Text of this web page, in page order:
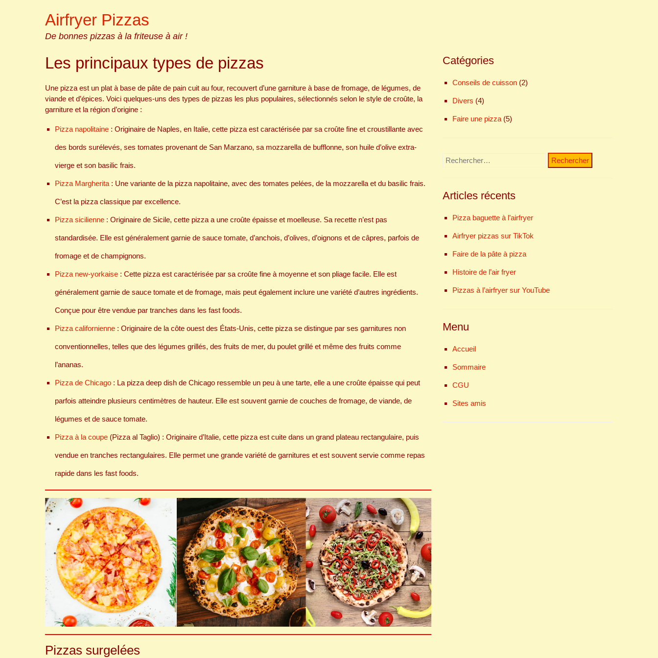
Airfryer Pizzas
De bonnes pizzas à la friteuse à air !
Les principaux types de pizzas
Une pizza est un plat à base de pâte de pain cuit au four, recouvert d’une garniture à base de fromage, de légumes, de
viande et d’épices. Voici quelques-uns des types de pizzas les plus populaires, sélectionnés selon le style de croûte, la
garniture et la région d’origine :
Pizza napolitaine : Originaire de Naples, en Italie, cette pizza est caractérisée par sa croûte fine et croustillante avec
des bords surélevés, ses tomates provenant de San Marzano, sa mozzarella de bufflonne, son huile d’olive extra-
vierge et son basilic frais.
Pizza Margherita : Une variante de la pizza napolitaine, avec des tomates pelées, de la mozzarella et du basilic frais.
C’est la pizza classique par excellence.
Pizza sicilienne : Originaire de Sicile, cette pizza a une croûte épaisse et moelleuse. Sa recette n’est pas
standardisée. Elle est généralement garnie de sauce tomate, d’anchois, d’olives, d’oignons et de câpres, parfois de
fromage et de champignons.
Pizza new-yorkaise : Cette pizza est caractérisée par sa croûte fine à moyenne et son pliage facile. Elle est
généralement garnie de sauce tomate et de fromage, mais peut également inclure une variété d’autres ingrédients.
Conçue pour être vendue par tranches dans les fast foods.
Pizza californienne : Originaire de la côte ouest des États-Unis, cette pizza se distingue par ses garnitures non
conventionnelles, telles que des légumes grillés, des fruits de mer, du poulet grillé et même des fruits comme
l’ananas.
Pizza de Chicago : La pizza deep dish de Chicago ressemble un peu à une tarte, elle a une croûte épaisse qui peut
parfois atteindre plusieurs centimètres de hauteur. Elle est souvent garnie de couches de fromage, de viande, de
légumes et de sauce tomate.
Pizza à la coupe (Pizza al Taglio) : Originaire d’Italie, cette pizza est cuite dans un grand plateau rectangulaire, puis
vendue en tranches rectangulaires. Elle permet une grande variété de garnitures et est souvent servie comme repas
rapide dans les fast foods.
Pizzas surgelées
Catégories
Conseils de cuisson (2)
Divers (4)
Faire une pizza (5)
Rechercher :
Articles récents
Pizza baguette à l’airfryer
Airfryer pizzas sur TikTok
Faire de la pâte à pizza
Histoire de l’air fryer
Pizzas à l’airfryer sur YouTube
Menu
Accueil
Sommaire
CGU
Sites amis